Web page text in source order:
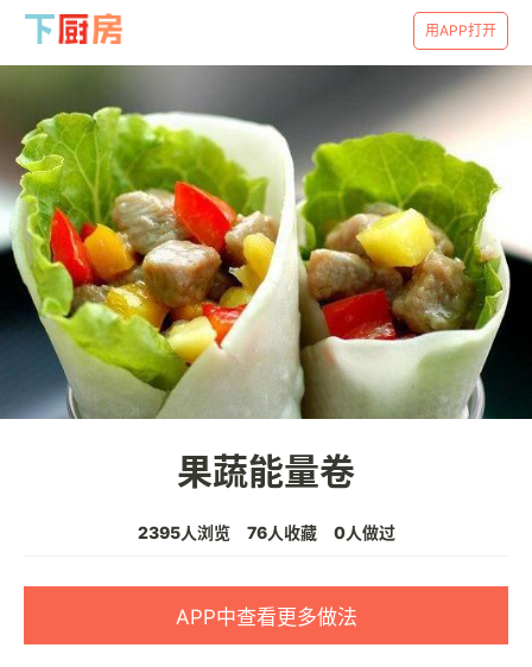
用APP打开
果蔬能量卷
2395人浏览 76人收藏 0人做过
APP中查看更多做法